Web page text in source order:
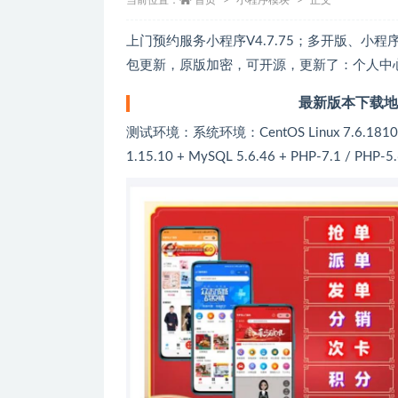
上门预约服务小程序V4.7.75；多开版、小程
包更新，原版加密，可开源，更新了：个人
最新版本下载
测试环境：系统环境：CentOS Linux
1.15.10 + MySQL 5.6.46 + PHP-7.1 / PHP-